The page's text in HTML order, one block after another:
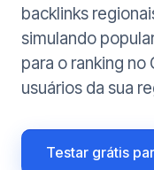
backlinks
simulando
para o ranking no
usuários da sua
Testar grátis